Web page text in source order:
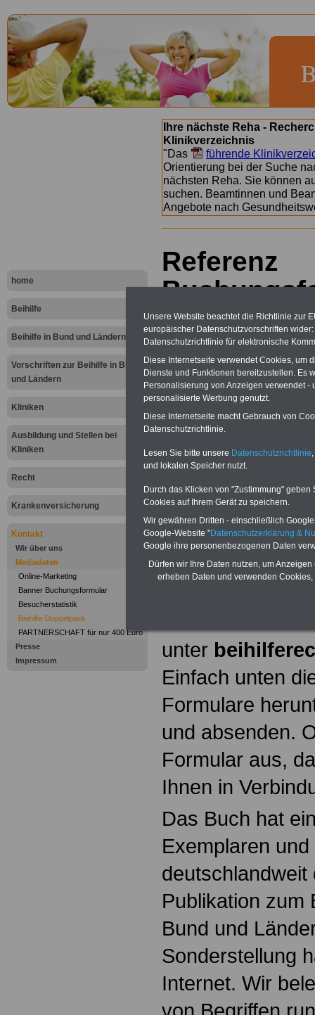
home
Beihilfe
Beihilfe in Bund und Ländern
Vorschriften zur Beihilfe in Bund
und Ländern
Kliniken
Ausbildung und Stellen bei
Kliniken
Recht
Krankenversicherung
Kontakt
Wir über uns
Mediadaten
Online-Marketing
Banner Buchungsformular
Besucherstatistik
Beihilfe-Doppelpack
PARTNERSCHAFT für nur 400 Euro
Presse
Impressum
Ihre nächste Reha -
Klinikverzeichnis
"Das
führende
Orientierung bei der Suche
nächsten Reha. Sie können
suchen. Beamtinnen und
Angebote nach
Referenz
Beihilfe-
Für nur160,00
Kliniken oder
Bucheintrag &
unter
Einfach unten
Formulare
und absenden.
Formular aus,
Ihnen in
Das Buch hat
Exemplaren
Publikation zum
Bund und
Sonderstellung
Internet. Wir
Unsere Website beachtet die Richtlinie zur
europäischer Datenschutzvorschriften
Datenschutzrichtlinie für elektronische
Diese Internetseite verwendet Cookies, um
Dienste und Funktionen bereitzustellen. Es
Personalisierung von Anzeigen verwendet
personalisierte Werbung genutzt.
Diese Internetseite macht Gebrauch von
Datenschutzrichtlinie.
Lesen Sie bitte unsere Datenschutzrichtlinie
und lokalen Speicher nutzt.
Durch das Klicken von "Zustimmung"
Cookies auf Ihrem Gerät zu speichern.
Wir gewähren Dritten - einschließlich
Google-Website "Datenschutzerklärung &
Google ihre personenbezogenen Daten
Dürfen wir Ihre Daten nutzen, um
erheben Daten und verwenden